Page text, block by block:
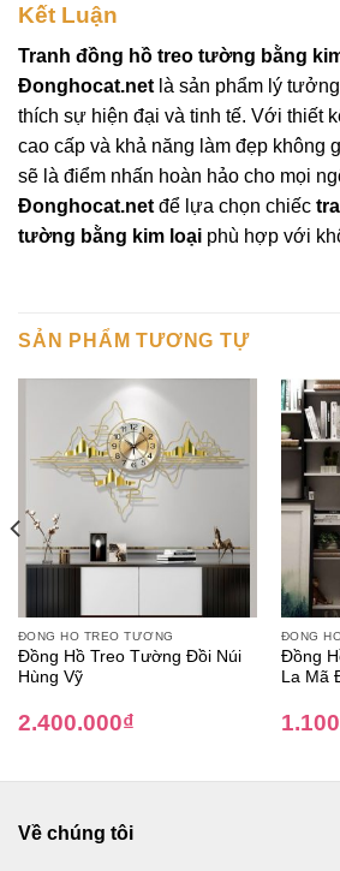
Kết Luận
Tranh đồng hồ treo tường bằng
Đonghocat.net là sản phẩm lý
thích sự hiện đại và tinh tế. Với thiết
cao cấp và khả năng làm đẹp không
sẽ là điểm nhấn hoàn hảo cho mọi
Đonghocat.net để lựa chọn chiếc
tường bằng kim loại phù hợp với
SẢN PHẨM TƯƠNG TỰ
ĐỒNG HỒ TREO TƯỜNG
Đồng Hồ Treo Tường Đồi Núi
Hùng Vỹ
2.400.000₫
ĐỒNG
Đồng
La Mã
Về chúng tôi